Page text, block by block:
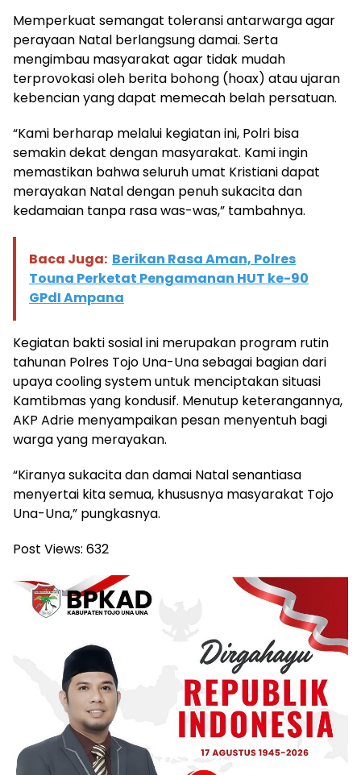
Memperkuat semangat toleransi antarwarga agar
perayaan Natal berlangsung damai. Serta
mengimbau masyarakat agar tidak mudah
terprovokasi oleh berita bohong (hoax) atau ujaran
kebencian yang dapat memecah belah persatuan.
“Kami berharap melalui kegiatan ini, Polri bisa
semakin dekat dengan masyarakat. Kami ingin
memastikan bahwa seluruh umat Kristiani dapat
merayakan Natal dengan penuh sukacita dan
kedamaian tanpa rasa was-was,” tambahnya.
Baca Juga: Berikan Rasa Aman, Polres
Touna Perketat Pengamanan HUT ke-90
GPdI Ampana
Kegiatan bakti sosial ini merupakan program rutin
tahunan Polres Tojo Una-Una sebagai bagian dari
upaya cooling system untuk menciptakan situasi
Kamtibmas yang kondusif. Menutup keterangannya,
AKP Adrie menyampaikan pesan menyentuh bagi
warga yang merayakan.
“Kiranya sukacita dan damai Natal senantiasa
menyertai kita semua, khususnya masyarakat Tojo
Una-Una,” pungkasnya.
Post Views: 632